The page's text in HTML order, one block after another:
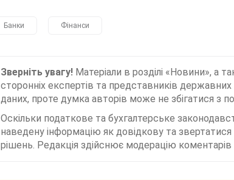
Банки Фінанси
Зверніть увагу! Матеріали в розділі «Новини», а
сторонніх експертів та представників
даних, проте думка авторів може не збігатися з
Оскільки податкове та бухгалтерське
наведену інформацію як довідкову та
рішень. Редакція здійснює модерацію коментарів